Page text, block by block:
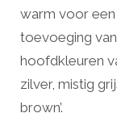
warm voor
toevoeging
hoofdkleuren
zilver, mistig
brown’.